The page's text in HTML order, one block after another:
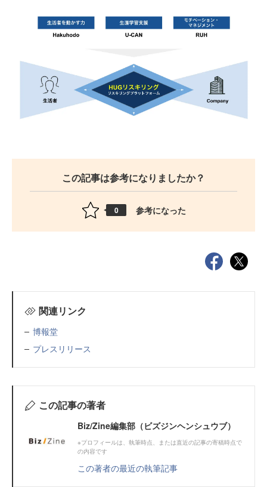
この記事は参考になりましたか？
0 参考になった
関連リンク
博報堂
プレスリリース
この記事の著者
Biz/Zine編集部（ビズジンヘンシュウブ）
※プロフィールは、執筆時点、または直近の記事の寄稿時点で
の内容です
この著者の最近の執筆記事